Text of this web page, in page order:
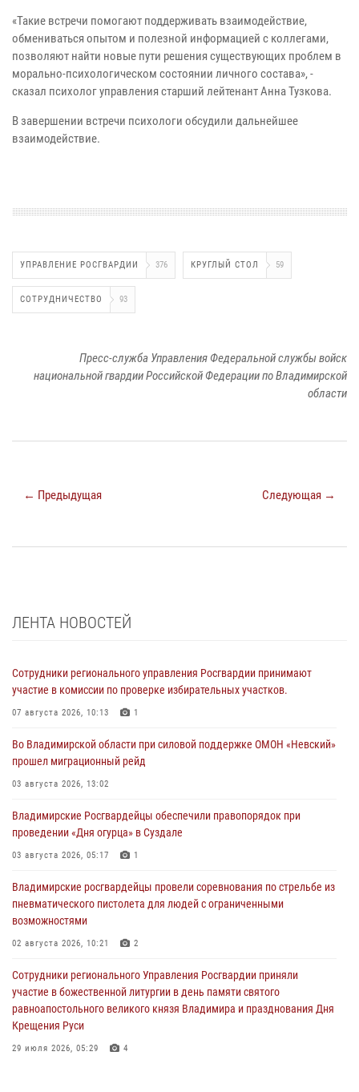
«Такие встречи помогают поддерживать взаимодействие,
обмениваться опытом и полезной информацией с коллегами,
позволяют найти новые пути решения существующих проблем в
морально-психологическом состоянии личного состава», -
сказал психолог управления старший лейтенант Анна Тузкова.
В завершении встречи психологи обсудили дальнейшее
взаимодействие.
УПРАВЛЕНИЕ РОСГВАРДИИ 376 КРУГЛЫЙ СТОЛ 59
СОТРУДНИЧЕСТВО 93
Пресс-служба Управления Федеральной службы войск
национальной гвардии Российской Федерации по Владимирской
области
← Предыдущая Следующая →
ЛЕНТА НОВОСТЕЙ
Сотрудники регионального управления Росгвардии принимают
участие в комиссии по проверке избирательных участков.
07 августа 2026, 10:13 1
Во Владимирской области при силовой поддержке ОМОН «Невский»
прошел миграционный рейд
03 августа 2026, 13:02
Владимирские Росгвардейцы обеспечили правопорядок при
проведении «Дня огурца» в Суздале
03 августа 2026, 05:17 1
Владимирские росгвардейцы провели соревнования по стрельбе из
пневматического пистолета для людей с ограниченными
возможностями
02 августа 2026, 10:21 2
Сотрудники регионального Управления Росгвардии приняли
участие в божественной литургии в день памяти святого
равноапостольного великого князя Владимира и празднования Дня
Крещения Руси
29 июля 2026, 05:29 4